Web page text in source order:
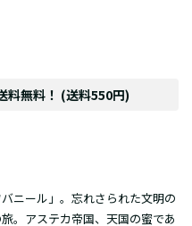
料無料！ (送料550円)
ニール」。忘れさられた文明の
。アステカ帝国、天国の蜜であ